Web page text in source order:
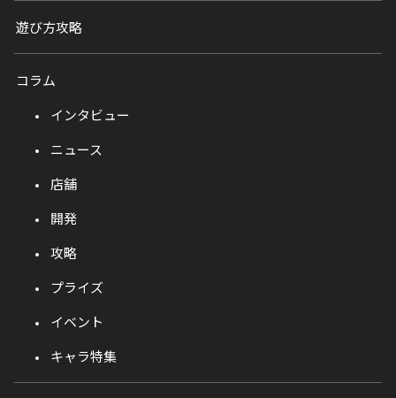
遊び方攻略
コラム
インタビュー
ニュース
店舗
開発
攻略
プライズ
イベント
キャラ特集